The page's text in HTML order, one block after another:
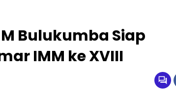
Bulukumba Siap
IMM ke XVIII